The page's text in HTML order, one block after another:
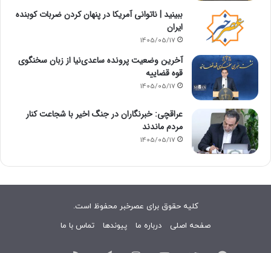
‏ببینید | ناتوانی آمریکا در پنهان کردن ضربات کوبنده
ایران
1405/05/17
آخرین وضعیت پرونده ساعدی‌نیا از زبان سخنگوی
قوه قضاییه
1405/05/17
عراقچی: خبرنگاران در جنگ اخیر با شجاعت کنار
مردم ماندند
1405/05/17
کلیه حقوق برای عصرخبر محفوظ است.
صفحه اصلی
درباره ما پیوندها تماس با ما